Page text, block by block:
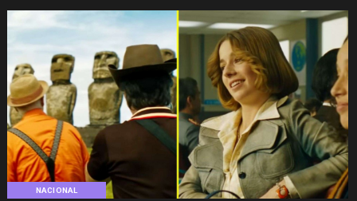
NACIONAL